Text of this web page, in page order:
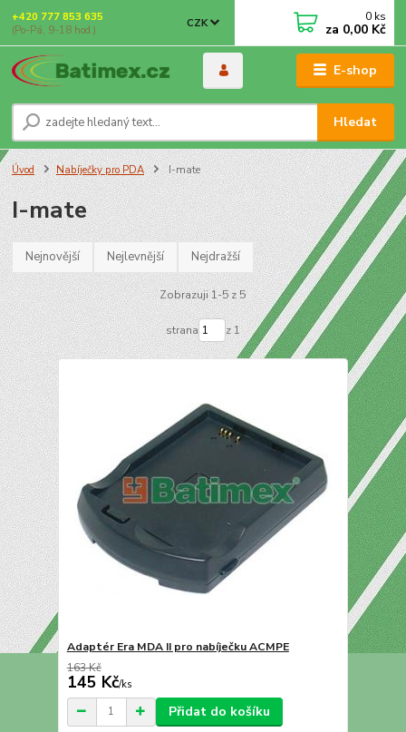
E-shop
CZK
Hledat
+420 777 853 635
(Po-Pá, 9-18 hod.)
0 ks
za 0,00 Kč
Úvod Nabíječky pro PDA I-mate
I-mate
Nejnovější Nejlevnější Nejdražší
Zobrazuji 1-5 z 5
strana z 1
Adaptér Era MDA II pro nabíječku ACMPE
163 Kč
145 Kč/ks
Přidat do košíku